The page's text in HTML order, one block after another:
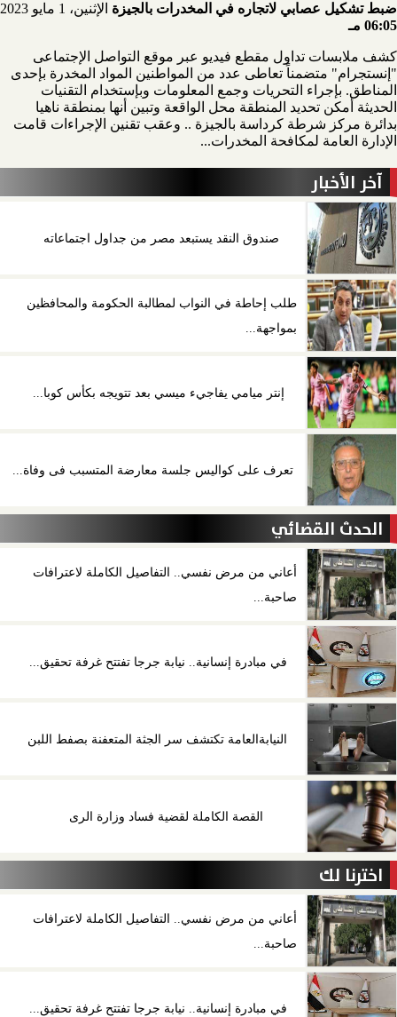
ضبط تشكيل عصابي لاتجاره في المخدرات بالجيزة الإثنين، 1 مايو 2023
06:05 مـ
كشف ملابسات تداول مقطع فيديو عبر موقع التواصل الإجتماعى
"إنستجرام" متضمناً تعاطى عدد من المواطنين المواد المخدرة بإحدى
المناطق. بإجراء التحريات وجمع المعلومات وبإستخدام التقنيات
الحديثة أمكن تحديد المنطقة محل الواقعة وتبين أنها بمنطقة ناهيا
بدائرة مركز شرطة كرداسة بالجيزة .. وعقب تقنين الإجراءات قامت
الإدارة العامة لمكافحة المخدرات...
آخر الأخبار
صندوق النقد يستبعد مصر من جداول اجتماعاته
طلب إحاطة في النواب لمطالبة الحكومة والمحافظين
بمواجهة...
إنتر ميامي يفاجيء ميسي بعد تتويجه بكأس كوبا...
تعرف على كواليس جلسة معارضة المتسبب فى وفاة...
الحدث القضائي
أعاني من مرض نفسي.. التفاصيل الكاملة لاعترافات
صاحبة...
في مبادرة إنسانية.. نيابة جرجا تفتتح غرفة تحقيق...
النيابةالعامة تكتشف سر الجثة المتعفنة بصفط اللبن
القصة الكاملة لقضية فساد وزارة الرى
اخترنا لك
أعاني من مرض نفسي.. التفاصيل الكاملة لاعترافات
صاحبة...
في مبادرة إنسانية.. نيابة جرجا تفتتح غرفة تحقيق...